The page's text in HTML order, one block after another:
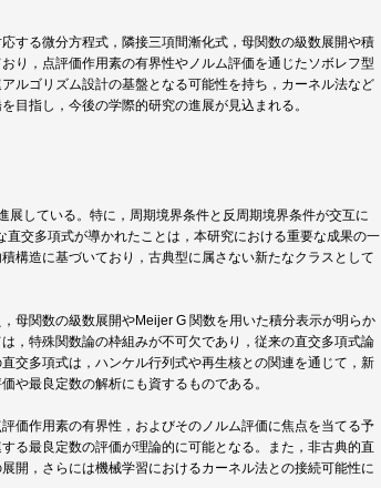
する微分方程式，隣接三項間漸化式，母関数の級数展開や積
り，点評価作用素の有界性やノルム評価を通じたソボレフ型
ルゴリズム設計の基盤となる可能性を持ち，カーネル法など
目指し，今後の学際的研究の進展が見込まれる。
している。特に，周期境界条件と反周期境界条件が交互に
交多項式が導かれたことは，本研究における重要な成果の一
構造に基づいており，古典型に属さない新たなクラスとして
母関数の級数展開やMeijer G 関数を用いた積分表示が明らか
，特殊関数論の枠組みが不可欠であり，従来の直交多項式論
交多項式は，ハンケル行列式や再生核との関連を通じて，新
や最良定数の解析にも資するものである。
価作用素の有界性，およびそのノルム評価に焦点を当てる予
る最良定数の評価が理論的に可能となる。また，非古典的直
開，さらには機械学習におけるカーネル法との接続可能性に